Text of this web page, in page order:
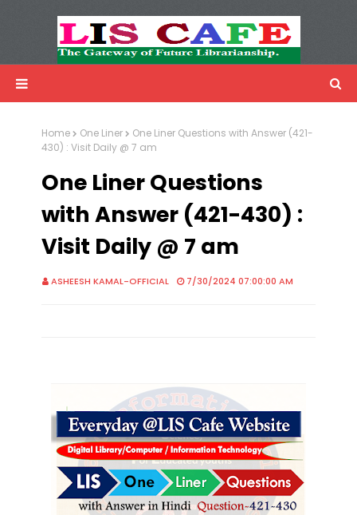
Advertisemnet
Home One Liner
One Liner Questions with Answer (421-
430) : Visit Daily @ 7 am
One Liner Questions
with Answer (421-430) :
Visit Daily @ 7 am
ASHEESH KAMAL-OFFICIAL 7/30/2024 07:00:00 AM